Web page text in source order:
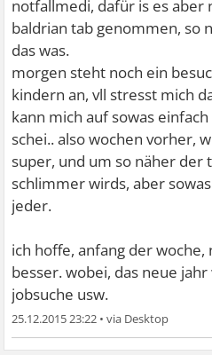
notfallmedi, dafür is es aber
baldrian tab genommen, so
das was.
morgen steht noch ein
kindern an, vll stresst mich
kann mich auf sowas
schei.. also wochen vorher,
super, und um so näher
schlimmer wirds, aber
jeder.
ich hoffe, anfang der
besser. wobei, das neue
jobsuche usw.
25.12.2015 23:22 •